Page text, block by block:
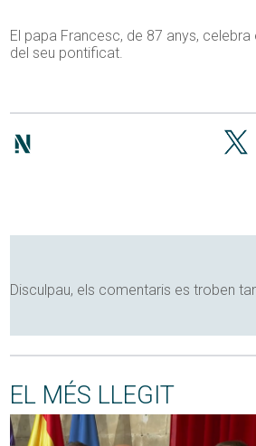
El papa Francesc, de 87 anys, celebra
del seu pontificat.
Disculpau, els comentaris es troben
EL MÉS LLEGIT